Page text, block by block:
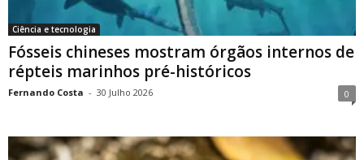
Ciência e tecnologia
Fósseis chineses mostram órgãos internos de
répteis marinhos pré-históricos
Fernando Costa - 30 Julho 2026 0